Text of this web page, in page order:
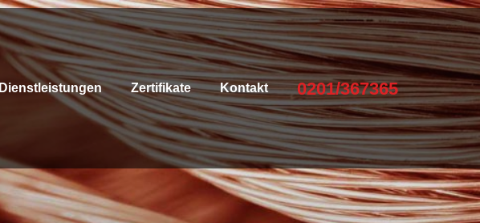
Dienstleistungen Zertifikate Kontakt 0201/367365